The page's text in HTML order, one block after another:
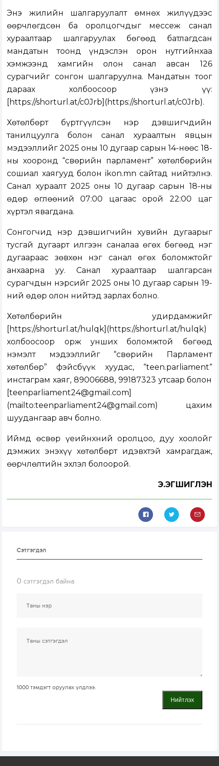
Энэ жилийн шалгаруулалт өмнөх жилүүдээс
өөрчлөгдсөн ба оролцогчдыг мессеж санал
хураалтаар шалгаруулах бөгөөд батлагдсан
мандатын тоонд үндэслэн орон нутгийнхаа
хэмжээнд хамгийн олон санал авсан 126
сурагчийг сонгон шалгаруулна. Мандатын тоог
дараах холбоосоор үзнэ үү:
[https://shorturl.at/c0Jrb](https://shorturl.at/c0Jrb).
Хөтөлбөрт бүртгүүлсэн нэр дэвшигчдийн
танилцуулга болон санал хураалтын явцын
мэдээллийг 2025 оны 10 дугаар сарын 14-нөөс 18-
ны хооронд “Өсвөрийн парламент” хөтөлбөрийн
сошиал хаягууд болон ikon.mn сайтад нийтэлнэ.
Санал хураалт 2025 оны 10 дугаар сарын 18-ны
өдөр өглөөний 07:00 цагаас орой 22:00 цаг
хүртэл явагдана.
Сонгогчид нэр дэвшигчийн хувийн дугаарыг
тусгай дугаарт илгээн саналаа өгөх бөгөөд нэг
дугаараас зөвхөн нэг санал өгөх боломжтойг
анхаарна уу. Санал хураалтаар шалгарсан
сурагчдын нэрсийг 2025 оны 10 дугаар сарын 19-
ний өдөр олон нийтэд зарлах болно.
Хөтөлбөрийн удирдамжийг
[https://shorturl.at/hulqk](https://shorturl.at/hulqk)
холбоосоор орж унших боломжтой бөгөөд
нэмэлт мэдээллийг “Өсвөрийн Парламент
хөтөлбөр” фэйсбүүк хуудас, “teen.parliament“
инстаграм хаяг, 89006688, 99187323 утсаар болон
[teenparliament24@gmail.com]
(mailto:teenparliament24@gmail.com) цахим
шуудангаар авч болно.
Иймд өсвөр үеийнхний оролцоо, дуу хоолойг
дэмжих энэхүү хөтөлбөрт идэвхтэй хамрагдаж,
өөрчлөлтийн эхлэл болоорой.
Э.ЭГШИГЛЭН
Сэтгэгдэл
0 сэтгэгдэл байна
1000 тэмдэгт оруулах үлдлээ.
Нийтлэх